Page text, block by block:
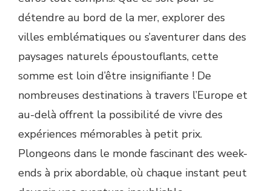
détendre au bord de la mer, explorer des
villes emblématiques ou s’aventurer dans des
paysages naturels époustouflants, cette
somme est loin d’être insignifiante ! De
nombreuses destinations à travers l’Europe et
au-delà offrent la possibilité de vivre des
expériences mémorables à petit prix.
Plongeons dans le monde fascinant des week-
ends à prix abordable, où chaque instant peut